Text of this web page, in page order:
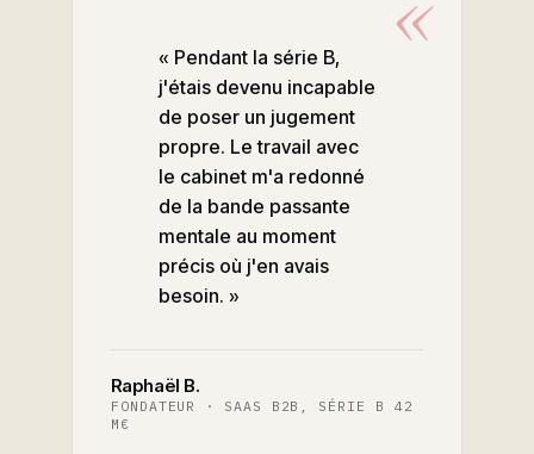
« Pendant la série B,
j'étais devenu incapable
de poser un jugement
propre. Le travail avec
le cabinet m'a redonné
de la bande passante
mentale au moment
précis où j'en avais
besoin. »
Raphaël B.
FONDATEUR · SAAS B2B, SÉRIE B 42
M€